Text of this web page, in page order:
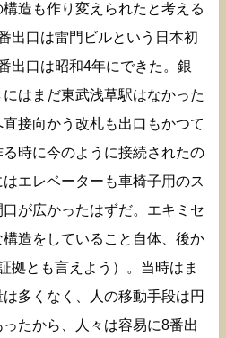
造も作り変えられたと考える
出口は雷門ビルという日本初
出口は昭和4年にできた。銀
はまだ東武浅草駅はなかった
接向かう改札も出口もかつて
時に今のように接続されたの
エレベーターも車椅子用のス
が広かったはずだ。エキミセ
造をしていること自体、後か
拠とも言えよう）。当時はま
多くなく、人の移動手段は円
たから、人々は容易に8番出